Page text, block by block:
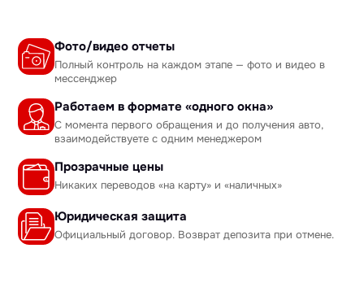
Фото/видео отчеты
Полный контроль на каждом этапе — фото и видео в
мессенджер
Работаем в формате «одного окна»
С момента первого обращения и до получения авто,
взаимодействуете с одним менеджером
Прозрачные цены
Никаких переводов «на карту» и «наличных»
Юридическая защита
Официальный договор. Возврат депозита при отмене.